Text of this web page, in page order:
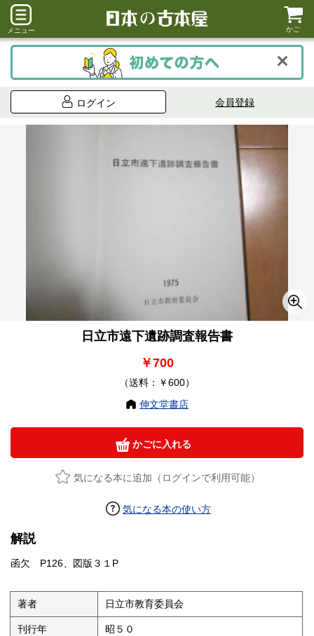
メニュー かご
ログイン 会員登録
日立市遠下遺跡調査報告書
￥700
（送料：￥600）
伸文堂書店
かごに入れる
気になる本に追加（ログインで利用可能）
気になる本の使い方
解説
函欠 P126、図版３１P
著者 日立市教育委員会
刊行年 昭５０